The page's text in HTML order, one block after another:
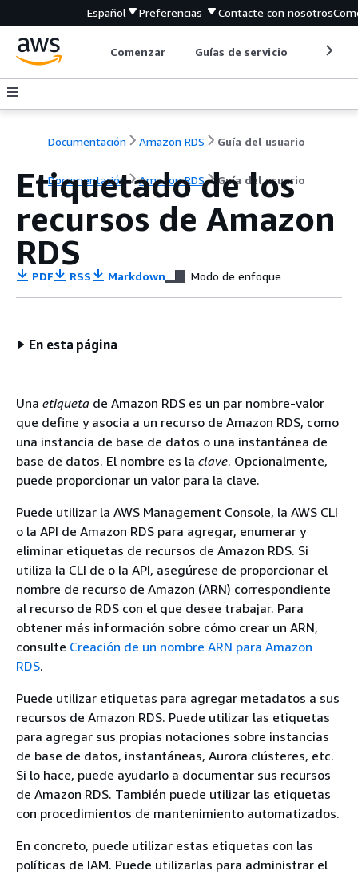
Español Preferencias Contacte con nosotros
Comenzar Guías de servicio
Documentación Amazon RDS Guía del usuario
Documentación Amazon RDS Guía del usuario
Etiquetado de los
recursos de Amazon
RDS
PDF RSS Markdown Modo de enfoque
En esta página
Una etiqueta de Amazon RDS es un par nombre-valor
que define y asocia a un recurso de Amazon RDS, como
una instancia de base de datos o una instantánea de
base de datos. El nombre es la clave. Opcionalmente,
puede proporcionar un valor para la clave.
Puede utilizar la AWS Management Console, la AWS CLI
o la API de Amazon RDS para agregar, enumerar y
eliminar etiquetas de recursos de Amazon RDS. Si
utiliza la CLI de o la API, asegúrese de proporcionar el
nombre de recurso de Amazon (ARN) correspondiente
al recurso de RDS con el que desee trabajar. Para
obtener más información sobre cómo crear un ARN,
consulte Creación de un nombre ARN para Amazon
RDS.
Puede utilizar etiquetas para agregar metadatos a sus
recursos de Amazon RDS. Puede utilizar las etiquetas
para agregar sus propias notaciones sobre instancias
de base de datos, instantáneas, Aurora clústeres, etc.
Si lo hace, puede ayudarlo a documentar sus recursos
de Amazon RDS. También puede utilizar las etiquetas
con procedimientos de mantenimiento automatizados.
En concreto, puede utilizar estas etiquetas con las
políticas de IAM. Puede utilizarlas para administrar el